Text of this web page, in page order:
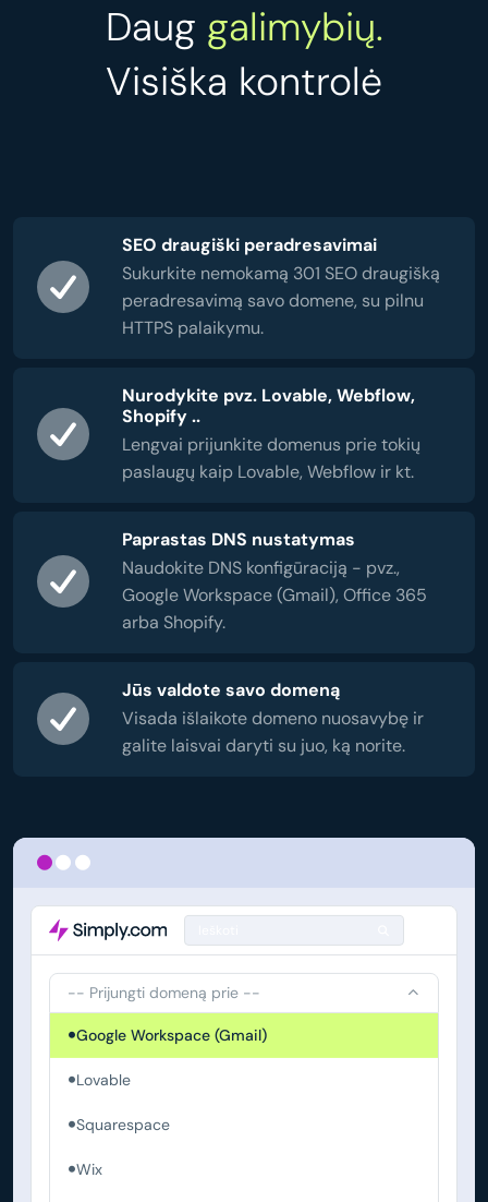
Daug galimybių.
Visiška kontrolė
SEO draugiški peradresavimai
Sukurkite nemokamą 301 SEO draugišką
peradresavimą savo domene, su pilnu
HTTPS palaikymu.
Nurodykite pvz. Lovable, Webflow,
Shopify ..
Lengvai prijunkite domenus prie tokių
paslaugų kaip Lovable, Webflow ir kt.
Paprastas DNS nustatymas
Naudokite DNS konfigūraciją - pvz.,
Google Workspace (Gmail), Office 365
arba Shopify.
Jūs valdote savo domeną
Visada išlaikote domeno nuosavybę ir
galite laisvai daryti su juo, ką norite.
-- Prijungti domeną prie --
Google Workspace (Gmail)
Lovable
Squarespace
Wix